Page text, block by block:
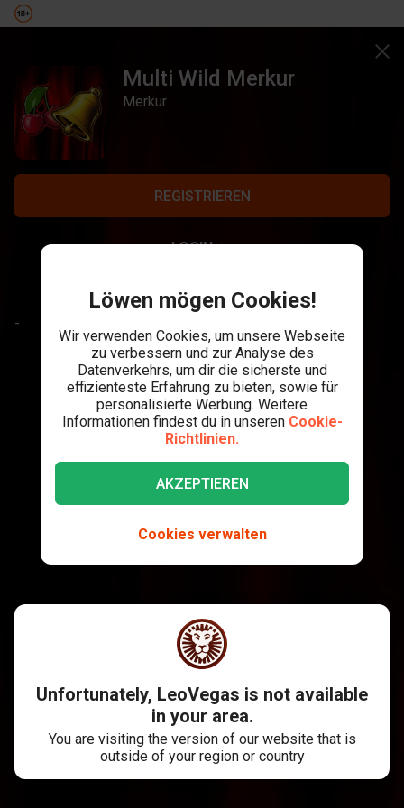
Multi Wild Merkur
Merkur
REGISTRIEREN
LOGIN
-
Löwen mögen Cookies!
Wir verwenden Cookies, um unsere Webseite
zu verbessern und zur Analyse des
Datenverkehrs, um dir die sicherste und
effizienteste Erfahrung zu bieten, sowie für
personalisierte Werbung. Weitere
Informationen findest du in unseren Cookie-
Richtlinien.
AKZEPTIEREN
Cookies verwalten
Unfortunately, LeoVegas is not available
in your area.
You are visiting the version of our website that is
outside of your region or country